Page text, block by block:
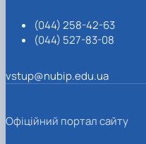
(044) 258-42-63
(044) 527-83-08
vstup@nubip.edu.ua
Офіційний портал сайту